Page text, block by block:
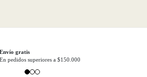
Envío gratis
En pedidos superiores a $150.000